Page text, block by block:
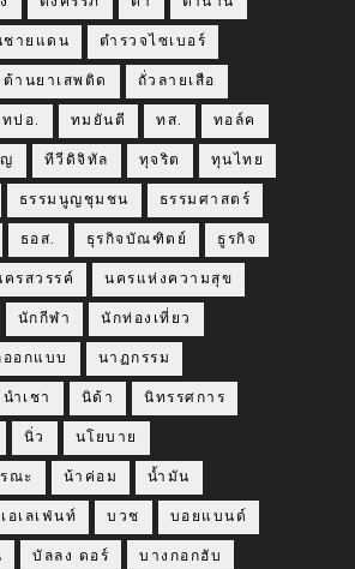
ชายแดน ตำรวจไซเบอร์
ต้านยาเสพติด ถั่วลายเสือ
ทปอ. ทมยันตี ทส. ทอล์ค
ทีวีดิจิทัล ทุจริต ทุนไทย
ธรรมนูญชุมชน ธรรมศาสตร์
ธอส. ธุรกิจบัณฑิตย์ ธูรกิจ
ครสวรรค์ นครแห่งความสุข
นักกีฬา นักท่องเที่ยว
อกแบบ นาฏกรรม
นำเชา นิด้า นิทรรศการ
นิ่ว นโยบาย
ณะ น้าค่อม น้ำมัน
อเลเฟ่นท์ บวช บอยแบนด์
บัลลง ดอร์ บางกอกฮับ